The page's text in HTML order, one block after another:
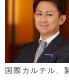
国際カルテル、